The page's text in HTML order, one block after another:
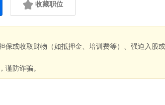
收藏职位
保或收取财物（如抵押金、培训费等）、强迫入股
谨防诈骗。